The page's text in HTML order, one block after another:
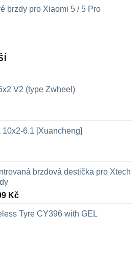
brzdy pro Xiaomi 5 / 5 Pro
V2 (type Zwheel)
6.1 [Xuancheng]
brzdová destička pro Xtech
KčRozpětí
326 Kč
Tyre CY396 with GEL